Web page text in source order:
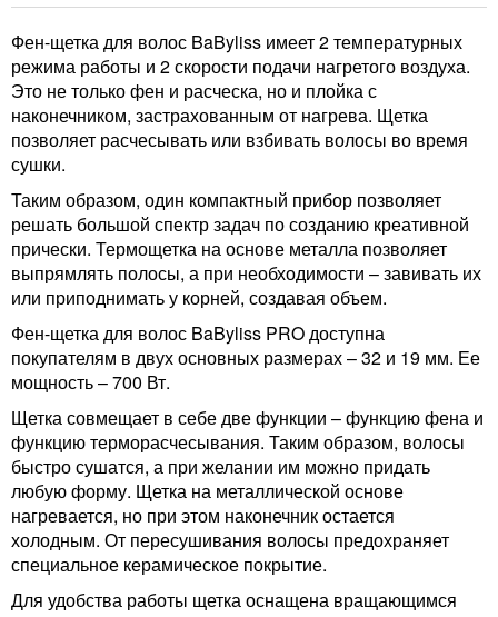
Фен-щетка для волос BaByliss имеет 2 температурных
режима работы и 2 скорости подачи нагретого воздуха.
Это не только фен и расческа, но и плойка с
наконечником, застрахованным от нагрева. Щетка
позволяет расчесывать или взбивать волосы во время
сушки.
Таким образом, один компактный прибор позволяет
решать большой спектр задач по созданию креативной
прически. Термощетка на основе металла позволяет
выпрямлять полосы, а при необходимости – завивать их
или приподнимать у корней, создавая объем.
Фен-щетка для волос BaByliss PRO доступна
покупателям в двух основных размерах – 32 и 19 мм. Ее
мощность – 700 Вт.
Щетка совмещает в себе две функции – функцию фена и
функцию терморасчесывания. Таким образом, волосы
быстро сушатся, а при желании им можно придать
любую форму. Щетка на металлической основе
нагревается, но при этом наконечник остается
холодным. От пересушивания волосы предохраняет
специальное керамическое покрытие.
Для удобства работы щетка оснащена вращающимся